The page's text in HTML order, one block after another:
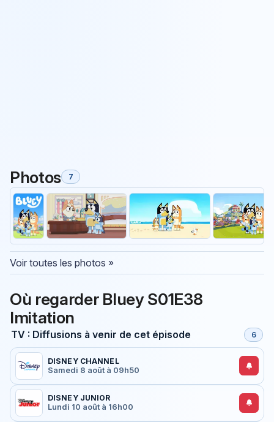
Photos 7
Voir toutes les photos »
Où regarder Bluey S01E38
Imitation
TV : Diffusions à venir de cet épisode 6
DISNEY CHANNEL
Samedi 8 août à 09h50
DISNEY JUNIOR
Lundi 10 août à 16h00